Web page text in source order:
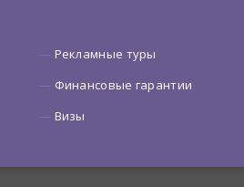
Рекламные туры
Финансовые гарантии
Визы